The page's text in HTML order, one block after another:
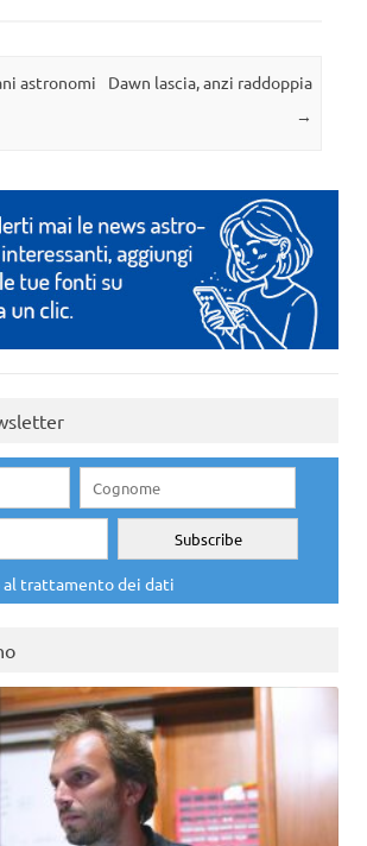
astronomi
Dawn lascia, anzi raddoppia
→
al trattamento dei dati